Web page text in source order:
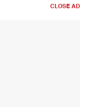
CLOSE AD